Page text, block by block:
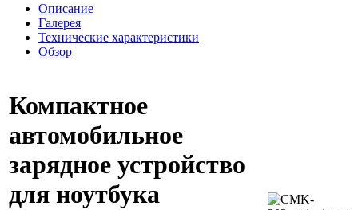
Описание
Галерея
Технические характеристики
Обзор
Компактное
автомобильное
зарядное устройство
для ноутбука